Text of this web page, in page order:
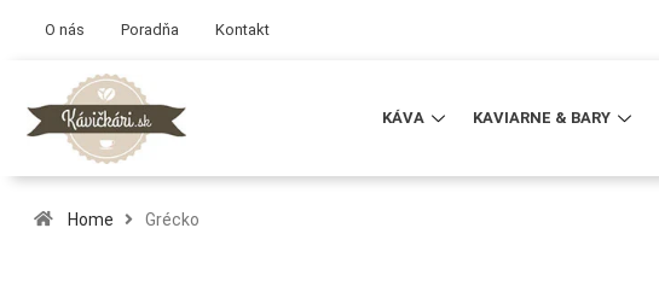
O nás Poradňa Kontakt
KÁVA KAVIARNE & BARY
Home Grécko